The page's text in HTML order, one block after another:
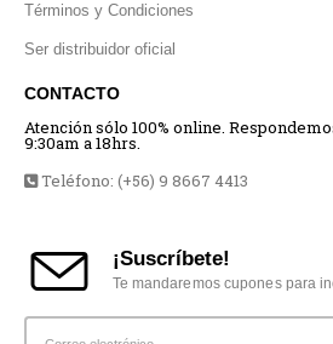
Términos y Condiciones
Ser distribuidor oficial
CONTACTO
Atención sólo 100% online.
9:30am a 18hrs.
Teléfono: (+56) 9 8667 4413
¡Suscríbete!
Te mandaremos cupones para